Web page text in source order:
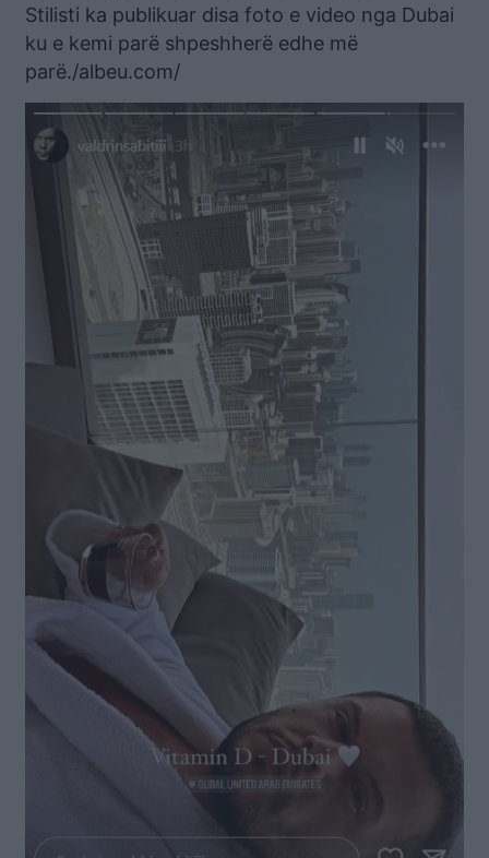
Stilisti ka publikuar disa foto e video nga Dubai
ku e kemi parë shpeshherë edhe më
parë./albeu.com/